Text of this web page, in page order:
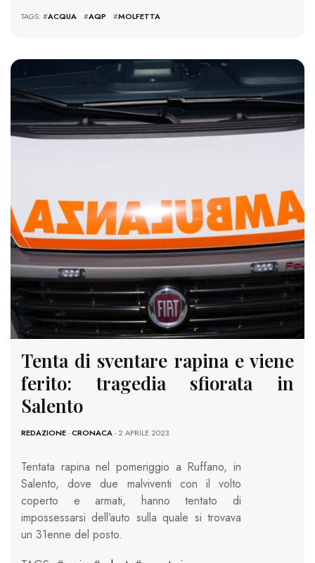
TAGS: #ACQUA #AQP #MOLFETTA
336 VIEWS
Tenta di sventare rapina e viene
ferito: tragedia sfiorata in
Salento
REDAZIONE-CRONACA- 2 APRILE 2023
Tentata rapina nel pomeriggio a Ruffano, in
Salento, dove due malviventi con il volto
coperto e armati, hanno tentato di
impossessarsi dell’auto sulla quale si trovava
un 31enne del posto.